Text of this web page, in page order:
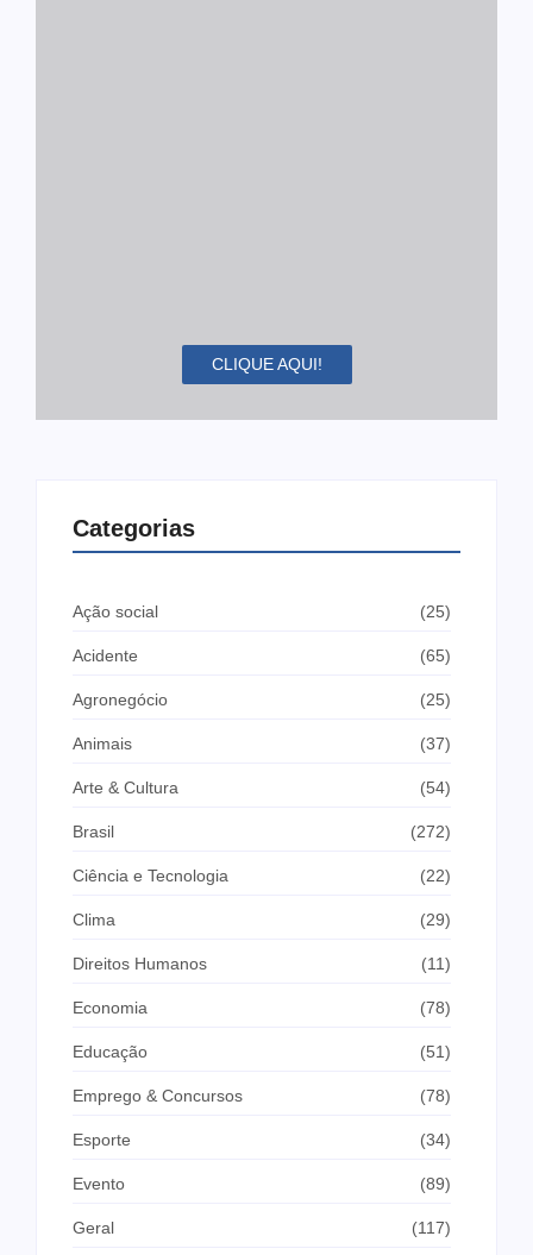
CLIQUE AQUI!
Categorias
Ação social (25)
Acidente (65)
Agronegócio (25)
Animais (37)
Arte & Cultura (54)
Brasil (272)
Ciência e Tecnologia (22)
Clima (29)
Direitos Humanos (11)
Economia (78)
Educação (51)
Emprego & Concursos (78)
Esporte (34)
Evento (89)
Geral (117)